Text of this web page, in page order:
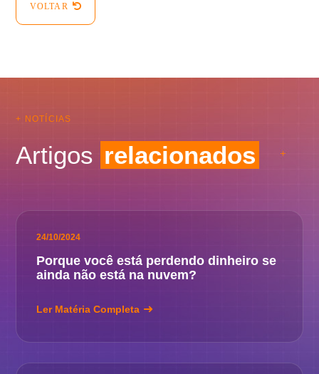
VOLTAR
+ NOTÍCIAS
Artigos relacionados
24/10/2024
Porque você está perdendo dinheiro se
ainda não está na nuvem?
Ler Matéria Completa